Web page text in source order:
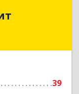
39
Софтонит
р-н,